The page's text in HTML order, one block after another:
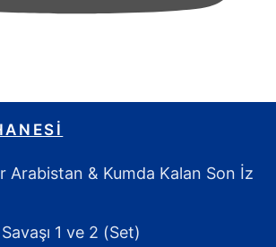
Arabistan & Kumda Kalan Son İz
1 ve 2 (Set)